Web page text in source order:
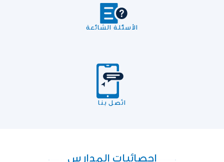
الأسئلة الشائعة
اتّصل بنا
إحصائيات المدارس